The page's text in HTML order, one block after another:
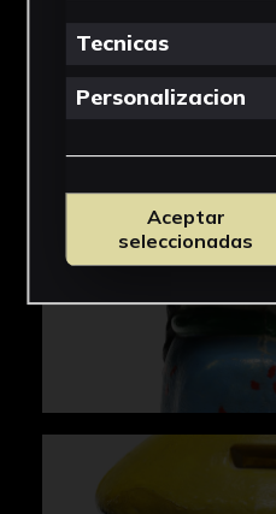
Tecnicas
Personalizacion
Aceptar
seleccionadas